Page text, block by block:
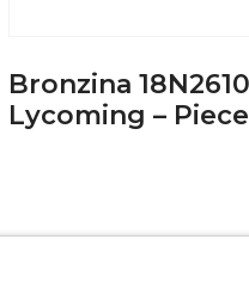
Bronzina
Lycoming –